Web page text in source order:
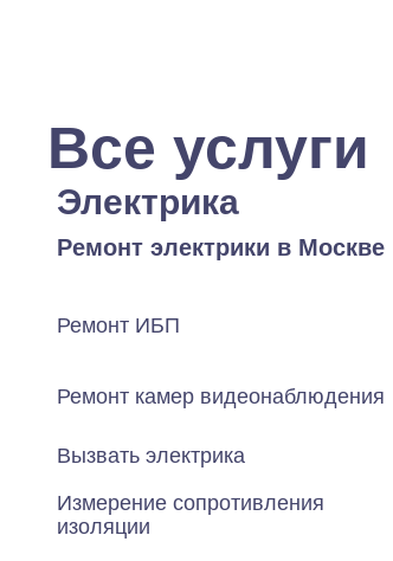
Все услуги
Электрика
Ремонт электрики в Москве
Ремонт ИБП
Ремонт камер видеонаблюдения
Вызвать электрика
Измерение сопротивления
изоляции